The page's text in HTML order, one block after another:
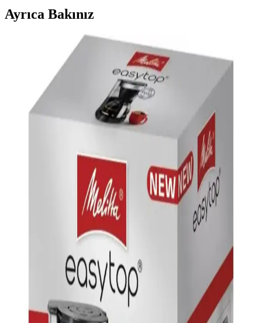
Ayrıca Bakınız
Parmak Arası Terlik ve Kahve Teması: Güncel
Trendler ve Kullanım Alanları
Parmak arası terlikler ve kahve teması, rahatlık ve estetiği bir araya
getirerek günlük yaşamda popüler trendler oluşturuyor. Bu ürünler,
kişisel tarz ve teknolojik gelişmelerle şekilleniyor.
Vestel Retro Siyah Filtre Kahve Makinesi İncelemesi
Vestel Retro Siyah Filtre Kahve Makinesi, şık tasarımı ve
fonksiyonel özellikleriyle kalabalık aileler ve ofisler için ideal, hızlı
ve pratik kahve demleme sağlar.
Sinbo STM-5845 Inox Çaycı ve SCM-2967
Elektrikli Türk Kahvesi Makinesi İncelemesi
Sinbo'nun paslanmaz çelik gövdeye sahip çaycı ve kahve makinesi,
şık tasarımı ve fonksiyonlarıyla mutfakta pratiklik sunar. Hızlı kahve
ve uzun ömürlü kullanım avantajlarıyla öne çıkar.
Arzum Minio Duo: Geleneksel Türk Kahvesini
Modern Teknolojiyle Buluşan Kahve Makinesi